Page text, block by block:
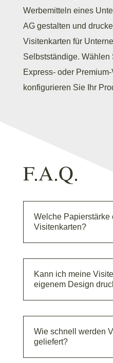
Werbemitteln eines
AG gestalten und
Visitenkarten für
Selbstständige.
Express- oder
konfigurieren Sie Ihr
F.A.Q.
Welche Papierstärke
Visitenkarten?
Kann ich meine
eigenem Design
Wie schnell werden
geliefert?